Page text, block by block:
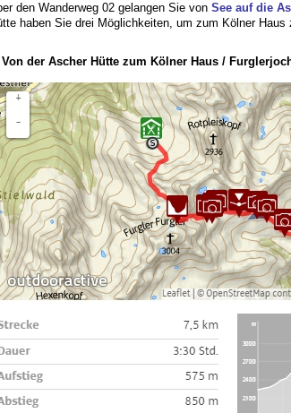
den Wanderweg 02 gelangen Sie von See auf die
haben Sie drei Möglichkeiten, um zum Kölner Haus
der Ascher Hütte zum Kölner Haus /